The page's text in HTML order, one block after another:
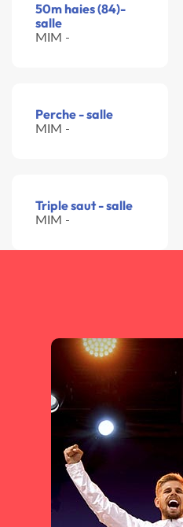
50m haies (84)-
salle
MIM -
Perche - salle
MIM -
Triple saut - salle
MIM -